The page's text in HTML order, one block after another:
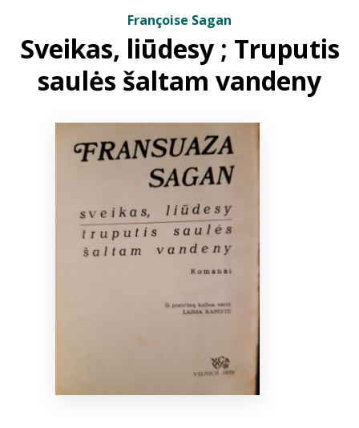
ELVIS atvyksta
Naujienos
info@elvislab.lt
Françoise Sagan
Sveikas, liūdesy ; Truputis
saulės šaltam vandeny